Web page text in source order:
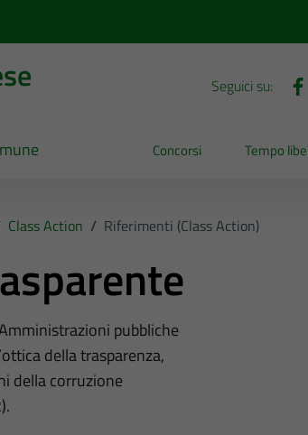
Seguici su:
Concorsi Tempo
Class Action / Riferimenti (Class Action)
pubbliche
della trasparenza,
della corruzione